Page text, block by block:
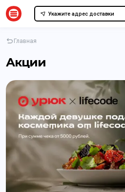
Укажите адрес доставки
Главная
Акции